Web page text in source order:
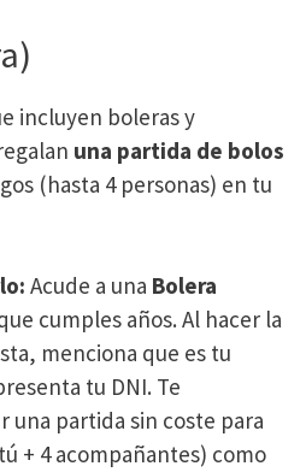
incluyen boleras y
una partida de bolos
(hasta 4 personas) en tu
Acude a una Bolera
cumples años. Al hacer la
menciona que es tu
tu DNI. Te
una partida sin coste para
+ 4 acompañantes) como